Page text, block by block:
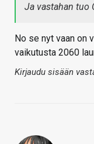
Ja vastahan tuo
No se nyt vaan on
vaikutusta 2060
Kirjaudu sisään